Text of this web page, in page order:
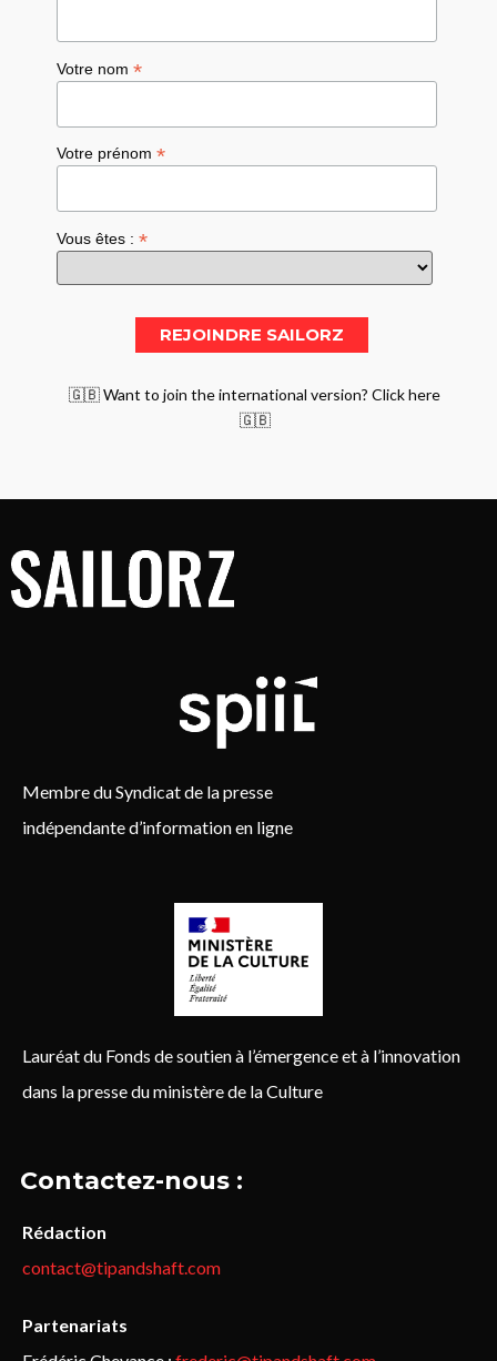
Votre nom*
Votre prénom*
Vous êtes :*
🇬🇧 Want to join the international version? Click here
🇬🇧
Membre du Syndicat de la presse
indépendante d’information en ligne
Lauréat du Fonds de soutien à l’émergence et à l’innovation
dans la presse du ministère de la Culture
Contactez-nous :
Rédaction
contact@tipandshaft.com
Partenariats